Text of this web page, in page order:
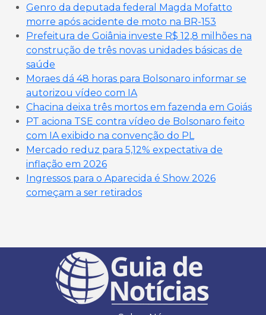
Genro da deputada federal Magda Mofatto
morre após acidente de moto na BR-153
Prefeitura de Goiânia investe R$ 12,8 milhões na
construção de três novas unidades básicas de
saúde
Moraes dá 48 horas para Bolsonaro informar se
autorizou vídeo com IA
Chacina deixa três mortos em fazenda em Goiás
PT aciona TSE contra vídeo de Bolsonaro feito
com IA exibido na convenção do PL
Mercado reduz para 5,12% expectativa de
inflação em 2026
Ingressos para o Aparecida é Show 2026
começam a ser retirados